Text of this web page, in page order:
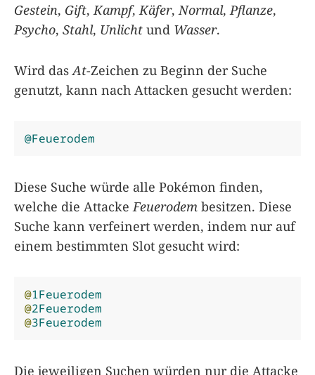
Gestein, Gift,Kampf,Käfer,Normal,Pflanze,
Psycho, Stahl, Unlicht und Wasser.
Wird dasAt-Zeichen zu Beginn der Suche
genutzt, kann nach Attacken gesucht werden:
@Feuerodem
Diese Suche würde alle Pokémon finden,
welche die AttackeFeuerodem besitzen. Diese
Suche kann verfeinert werden, indem nur auf
einem bestimmten Slot gesucht wird:
@1Feuerodem
@2Feuerodem
@3Feuerodem
Die jeweiligen Suchen würden nur die Attacke